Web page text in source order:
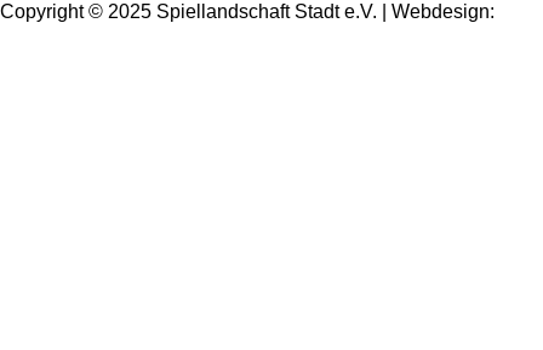
Copyright © 2025 Spiellandschaft Stadt e.V. | Webdesign: